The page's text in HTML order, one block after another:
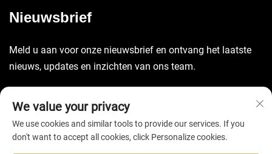
Nieuwsbrief
Meld u aan voor onze nieuwsbrief en ontvang het laatste
nieuws, updates en inzichten van ons team.
We value your privacy
We use cookies and similar tools to provide our services. If you
don't want to accept all cookies, click Personalize cookies.